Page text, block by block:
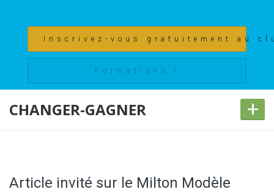
Inscrivez-vous gratuitement au
Formations !
CHANGER-GAGNER +
Article invité sur le Milton Modèle